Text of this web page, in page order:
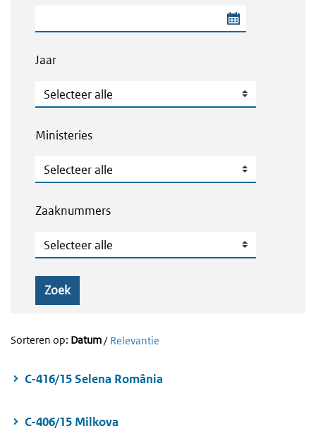
Jaar
Jaar
Ministeries
Ministeries
Zaaknummers
Zaaknummers
Zoek
Sorteren op: Datum/ Relevantie
C-416/15 Selena România
C-406/15 Milkova